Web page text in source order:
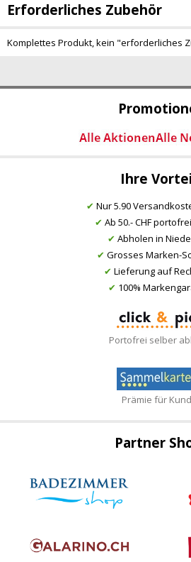
Ihre
✔ Nur 5.90
✔ Ab 50.- CHF
✔ Abholen in
✔ Grosses Marken-
✔ Lieferung auf
✔ 100%
Portofrei selber
Prämie für
Erforderliches Zubehör
Komplettes Produkt, kein "erforderliches
Partner